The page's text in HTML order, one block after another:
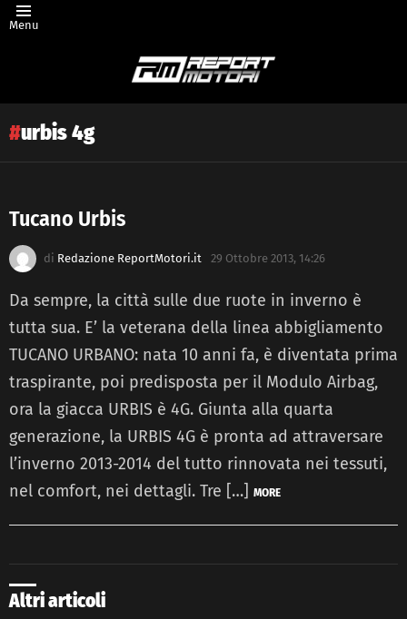
Menu
urbis 4g
Latest
story
Tucano Urbis
di Redazione ReportMotori.it 29 Ottobre 2013, 14:26
Da sempre, la città sulle due ruote in inverno è
tutta sua. E’ la veterana della linea abbigliamento
TUCANO URBANO: nata 10 anni fa, è diventata prima
traspirante, poi predisposta per il Modulo Airbag,
ora la giacca URBIS è 4G. Giunta alla quarta
generazione, la URBIS 4G è pronta ad attraversare
l’inverno 2013-2014 del tutto rinnovata nei tessuti,
nel comfort, nei dettagli. Tre […] MORE
Altri articoli